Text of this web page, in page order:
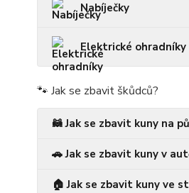
Nabíječky
Elektrické ohradníky
🐾 Jak se zbavit škůdců?
🦝 Jak se zbavit kuny na
🚗 Jak se zbavit kuny v
🏠 Jak se zbavit kuny ve